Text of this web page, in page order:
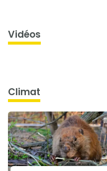
Vidéos
climat